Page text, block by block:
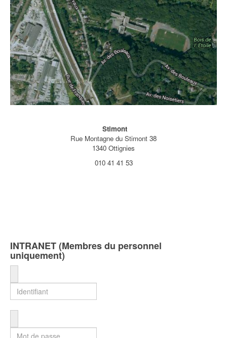
Stimont
Rue Montagne du Stimont 38
1340 Ottignies
010 41 41 53
INTRANET (Membres du personnel
uniquement)